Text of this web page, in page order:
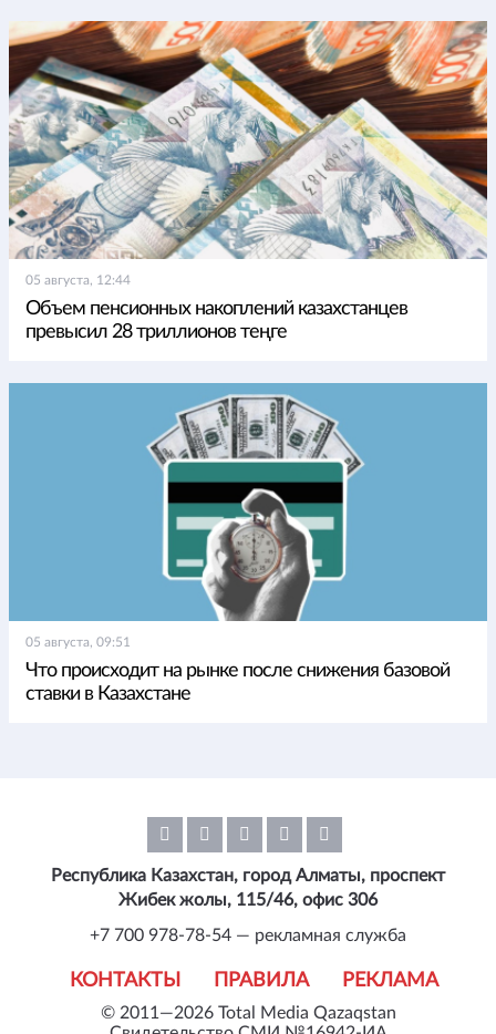
05 августа, 12:44
Объем пенсионных накоплений казахстанцев
превысил 28 триллионов теңге
05 августа, 09:51
Что происходит на рынке после снижения базовой
ставки в Казахстане
© 2011—2026 Total Media Qazaqstan
КОНТАКТЫ ПРАВИЛА РЕКЛАМА
Республика Казахстан, город Алматы, проспект
Жибек жолы, 115/46, офис 306
+7 700 978-78-54 — рекламная служба